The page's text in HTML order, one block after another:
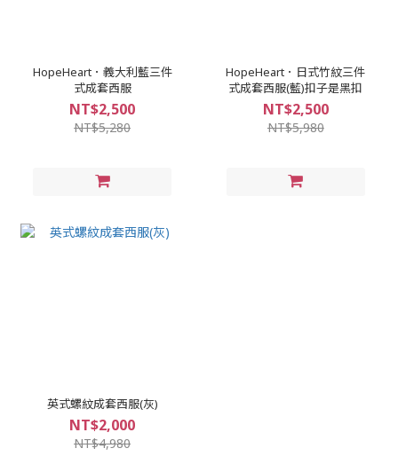
HopeHeart．義大利藍三件
式成套西服
NT$2,500
NT$5,280
HopeHeart．日式竹紋三件
式成套西服(藍)扣子是黑扣
NT$2,500
NT$5,980
英式螺紋成套西服(灰)
NT$2,000
NT$4,980